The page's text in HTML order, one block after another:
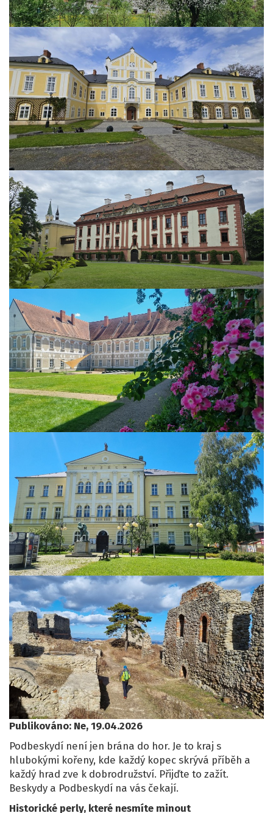
Publikováno: Ne, 19.04.2026
Podbeskydí není jen brána do hor. Je to kraj s
hlubokými kořeny, kde každý kopec skrývá příběh a
každý hrad zve k dobrodružství. Přijďte to zažít.
Beskydy a Podbeskydí na vás čekají.
Historické perly, které nesmíte minout